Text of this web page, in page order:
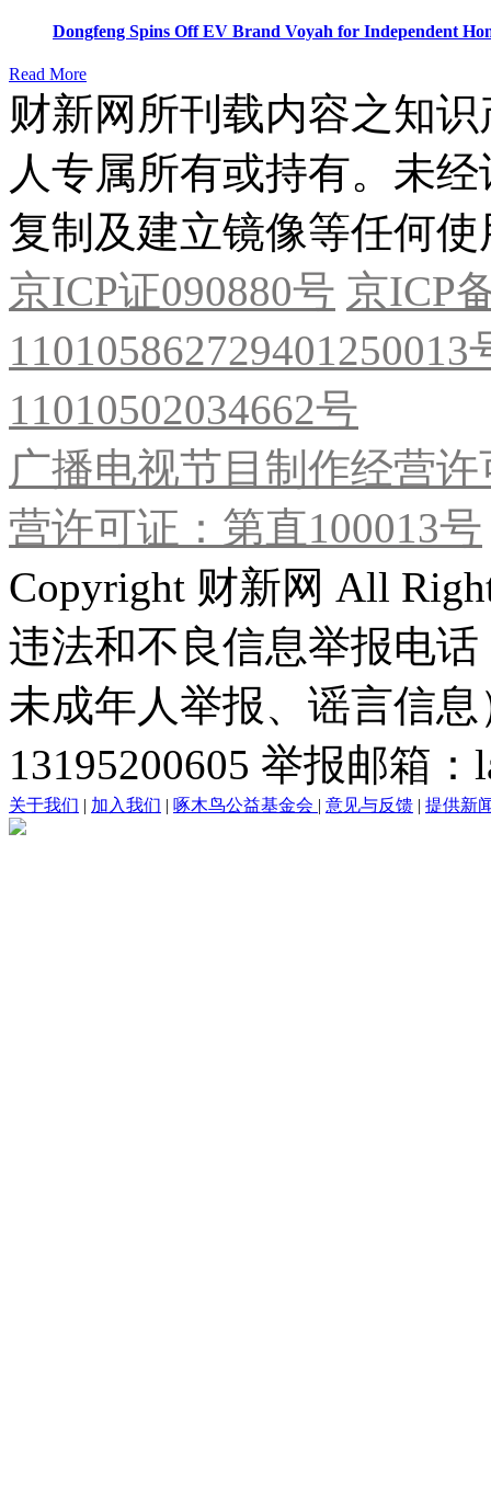
Dongfeng Spins Off EV Brand Voyah for Independent
Read More
财新网所刊载内容之知
人专属所有或持有。未
复制及建立镜像等任何使
京ICP证090880号 京ICP
11010502034662号
广播电视节目制作经营
营许可证：第直100013号
Copyright 财新网 All
违法和不良信息举报电
未成年人举报、谣言信
13195200605 举报邮箱
关于我们 | 加入我们 | 啄木鸟公益基金会 | 意见与反馈 | 提供新